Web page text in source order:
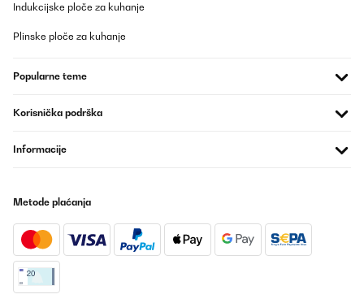
Indukcijske ploče za kuhanje
Plinske ploče za kuhanje
Popularne teme
Korisnička podrška
Informacije
Metode plaćanja